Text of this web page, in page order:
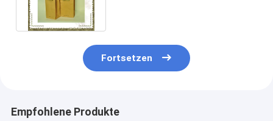
Fortsetzen
Empfohlene Produkte